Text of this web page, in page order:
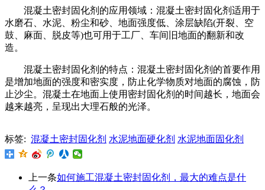
混凝土密封固化剂的应用领域：混凝土密封固化剂适用于
水磨石、水泥、粉尘和砂、地面强度低、涂层缺陷(开裂、空
鼓、麻面、脱皮等)也可用于工厂、车间旧地面的翻新和改
造。
混凝土密封固化剂的特点：混凝土密封固化剂的首要作用
是增加地面的强度和密实度，防止化学物质对地面的腐蚀，防
止沙尘。混凝土在地面上使用密封固化剂的时间越长，地面会
越来越亮，呈现出大理石般的光泽。
标签: 混凝土密封固化剂 水泥地面硬化剂 水泥地面固化剂
上一条如何施工混凝土密封固化剂，最大的难点是什